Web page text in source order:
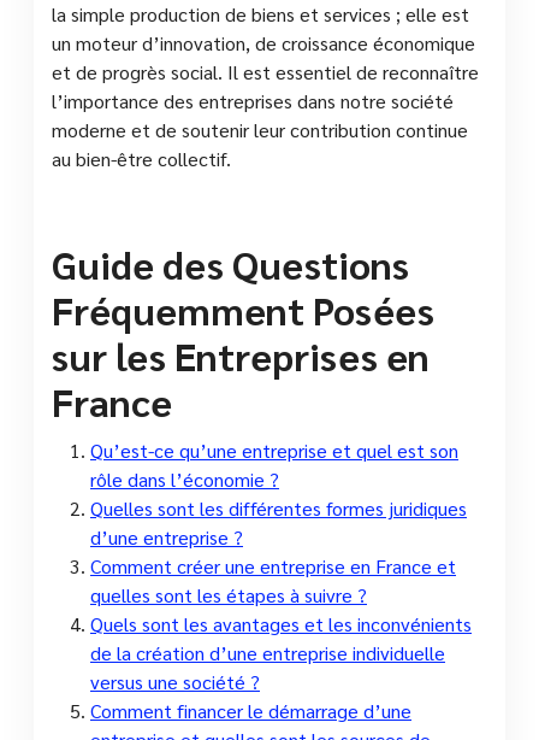
la simple production de biens et services ; elle est
un moteur d’innovation, de croissance économique
et de progrès social. Il est essentiel de reconnaître
l’importance des entreprises dans notre société
moderne et de soutenir leur contribution continue
au bien-être collectif.
Guide des Questions
Fréquemment Posées
sur les Entreprises en
France
Qu’est-ce qu’une entreprise et quel est son
rôle dans l’économie ?
Quelles sont les différentes formes juridiques
d’une entreprise ?
Comment créer une entreprise en France et
quelles sont les étapes à suivre ?
Quels sont les avantages et les inconvénients
de la création d’une entreprise individuelle
versus une société ?
Comment financer le démarrage d’une